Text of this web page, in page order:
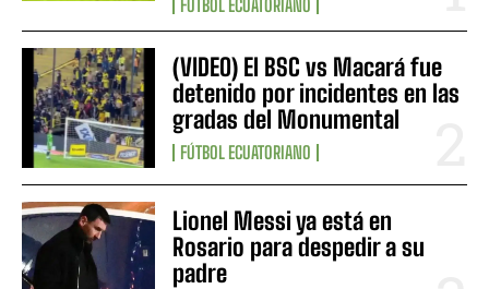
FÚTBOL ECUATORIANO
(VIDEO) El BSC vs Macará fue
detenido por incidentes en las
gradas del Monumental
FÚTBOL ECUATORIANO
Lionel Messi ya está en
Rosario para despedir a su
padre